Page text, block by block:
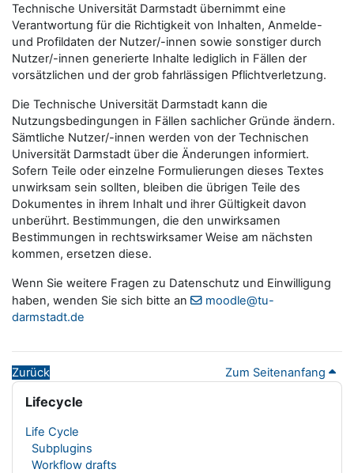
Technische Universität Darmstadt übernimmt eine
Verantwortung für die Richtigkeit von Inhalten, Anmelde-
und Profildaten der Nutzer/-innen sowie sonstiger durch
Nutzer/-innen generierte Inhalte lediglich in Fällen der
vorsätzlichen und der grob fahrlässigen Pflichtverletzung.
Die Technische Universität Darmstadt kann die
Nutzungsbedingungen in Fällen sachlicher Gründe ändern.
Sämtliche Nutzer/-innen werden von der Technischen
Universität Darmstadt über die Änderungen informiert.
Sofern Teile oder einzelne Formulierungen dieses Textes
unwirksam sein sollten, bleiben die übrigen Teile des
Dokumentes in ihrem Inhalt und ihrer Gültigkeit davon
unberührt. Bestimmungen, die den unwirksamen
Bestimmungen in rechtswirksamer Weise am nächsten
kommen, ersetzen diese.
Wenn Sie weitere Fragen zu Datenschutz und Einwilligung
haben, wenden Sie sich bitte an
moodle@tu-
darmstadt.de
Zurück Zum Seitenanfang
Blöcke
Lifecycle überspringen
Lifecycle
Life Cycle
Subplugins
Workflow drafts